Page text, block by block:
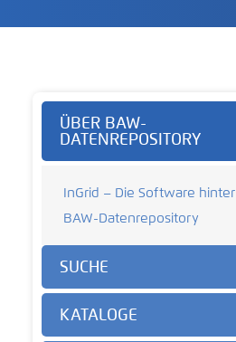
ÜBER BAW-
DATENREPOSITORY
InGrid – Die Software hinter
BAW-Datenrepository
SUCHE
KATALOGE